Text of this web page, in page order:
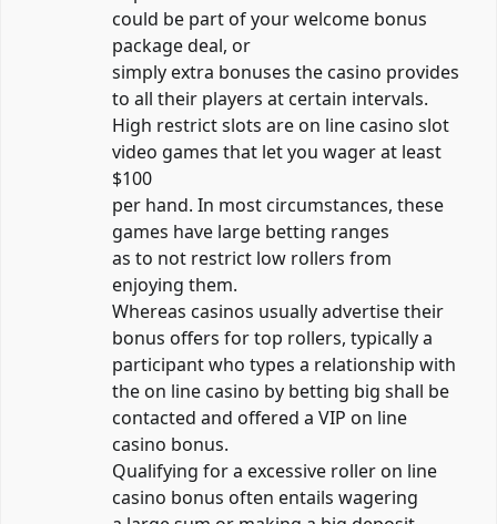
could be part of your welcome bonus
package deal, or
simply extra bonuses the casino provides
to all their players at certain intervals.
High restrict slots are on line casino slot
video games that let you wager at least
$100
per hand. In most circumstances, these
games have large betting ranges
as to not restrict low rollers from
enjoying them.
Whereas casinos usually advertise their
bonus offers for top rollers, typically a
participant who types a relationship with
the on line casino by betting big shall be
contacted and offered a VIP on line
casino bonus.
Qualifying for a excessive roller on line
casino bonus often entails wagering